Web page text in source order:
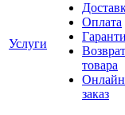
Услуги
Оплата
Возврат
товара
заказ